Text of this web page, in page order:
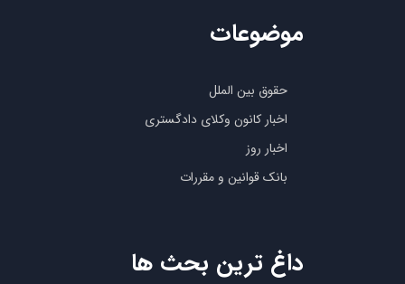
حقوق بین الملل
اخبار کانون وکلای دادگستری
اخبار روز
بانک قوانین و مقررات
موضوعات
داغ ترین بحث ها